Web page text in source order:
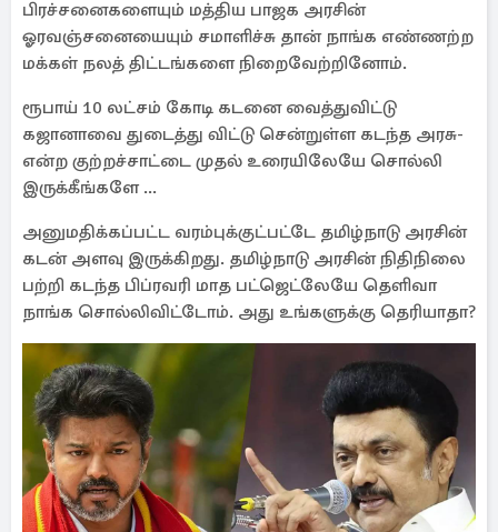
பிரச்சனைகளையும் மத்திய பாஜக அரசின்
ஓரவஞ்சனையையும் சமாளிச்சு தான் நாங்க எண்ணற்ற
மக்கள் நலத் திட்டங்களை நிறைவேற்றினோம்.
ரூபாய் 10 லட்சம் கோடி கடனை வைத்துவிட்டு
கஜானாவை துடைத்து விட்டு சென்றுள்ள கடந்த அரசு-
என்ற குற்றச்சாட்டை முதல் உரையிலேயே சொல்லி
இருக்கீங்களே ...
அனுமதிக்கப்பட்ட வரம்புக்குட்பட்டே தமிழ்நாடு அரசின்
கடன் அளவு இருக்கிறது. தமிழ்நாடு அரசின் நிதிநிலை
பற்றி கடந்த பிப்ரவரி மாத பட்ஜெட்லேயே தெளிவா
நாங்க சொல்லிவிட்டோம். அது உங்களுக்கு தெரியாதா?